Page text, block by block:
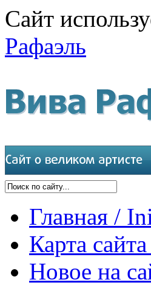
Сайт
Рафаэль
Главная /
Карта
Новое на